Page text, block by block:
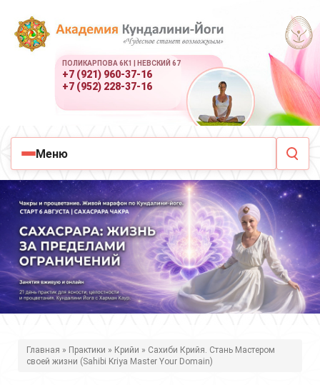
ПОЛИКАРПОВА 6К1 | НЕВСКИЙ 67
+7 (921) 960-37-16
+7 (952) 228-37-16
Меню
Главная » Практики » Крийи » Сахиби Крийя. Стань Мастером
своей жизни (Sahibi Kriya Master Your Domain)